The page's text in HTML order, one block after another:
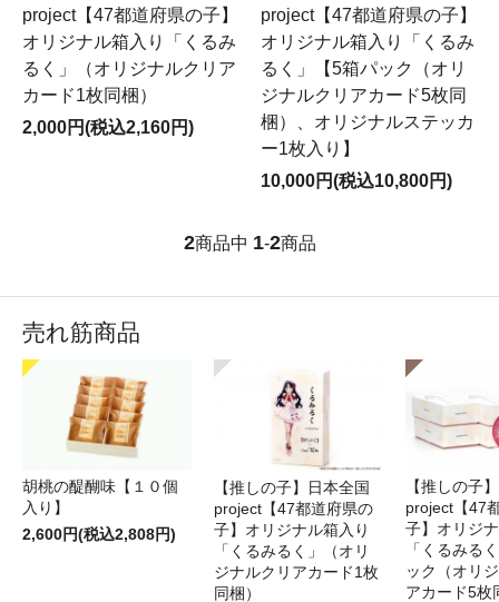
project【47都道府県の子】
オリジナル箱入り「くるみ
るく」（オリジナルクリア
カード1枚同梱）
2,000円(税込2,160円)
project【47都道府県の子】
オリジナル箱入り「くるみ
るく」【5箱パック（オリ
ジナルクリアカード5枚同
梱）、オリジナルステッカ
ー1枚入り】
10,000円(税込10,800円)
2商品中 1-2商品
売れ筋商品
胡桃の醍醐味【１０個
入り】
2,600円(税込2,808円)
【推しの子】日本全国
project【47都道府県の
子】オリジナル箱入り
「くるみるく」（オリ
ジナルクリアカード1枚
同梱）
【推しの子
project【47
子】オリジ
「くるみる
ック（オリ
アカード5枚